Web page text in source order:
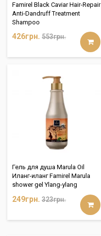
Famirel Black Caviar Hair-Repair
Anti-Dandruff Treatment
Shampoo
426грн. 553грн.
Гель для душа Marula Oil
Иланг-иланг Famirel Marula
shower gel Ylang-ylang
249грн. 323грн.